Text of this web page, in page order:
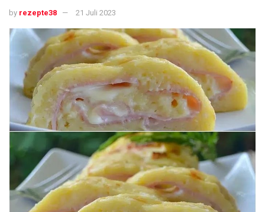
by rezepte38 21 Juli 2023